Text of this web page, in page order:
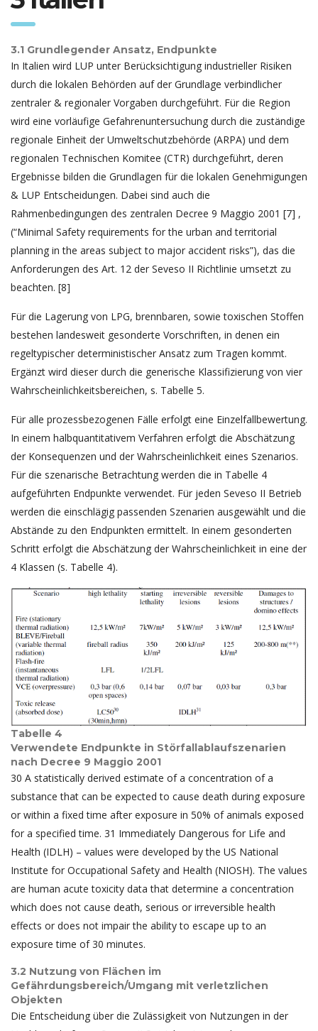
3.1 Grundlegender Ansatz, Endpunkte
In Italien wird LUP unter Berücksichtigung industrieller Risiken
durch die lokalen Behörden auf der Grundlage verbindlicher
zentraler & regionaler Vorgaben durchgeführt. Für die Region
wird eine vorläufige Gefahrenuntersuchung durch die zuständige
regionale Einheit der Umweltschutzbehörde (ARPA) und dem
regionalen Technischen Komitee (CTR) durchgeführt, deren
Ergebnisse bilden die Grundlagen für die lokalen Genehmigungen
& LUP Entscheidungen. Dabei sind auch die
Rahmenbedingungen des zentralen Decree 9 Maggio 2001 [7] ,
(“Minimal Safety requirements for the urban and territorial
planning in the areas subject to major accident risks”), das die
Anforderungen des Art. 12 der Seveso II Richtlinie umsetzt zu
beachten. [8]
Für die Lagerung von LPG, brennbaren, sowie toxischen Stoffen
bestehen landesweit gesonderte Vorschriften, in denen ein
regeltypischer deterministischer Ansatz zum Tragen kommt.
Ergänzt wird dieser durch die generische Klassifizierung von vier
Wahrscheinlichkeitsbereichen, s. Tabelle 5.
Für alle prozessbezogenen Fälle erfolgt eine Einzelfallbewertung.
In einem halbquantitativem Verfahren erfolgt die Abschätzung
der Konsequenzen und der Wahrscheinlichkeit eines Szenarios.
Für die szenarische Betrachtung werden die in Tabelle 4
aufgeführten Endpunkte verwendet. Für jeden Seveso II Betrieb
werden die einschlägig passenden Szenarien ausgewählt und die
Abstände zu den Endpunkten ermittelt. In einem gesonderten
Schritt erfolgt die Abschätzung der Wahrscheinlichkeit in eine der
4 Klassen (s. Tabelle 4).
Tabelle 4
Verwendete Endpunkte in Störfallablaufszenarien
nach Decree 9 Maggio 2001
30 A statistically derived estimate of a concentration of a
substance that can be expected to cause death during exposure
or within a fixed time after exposure in 50% of animals exposed
for a specified time. 31 Immediately Dangerous for Life and
Health (IDLH) – values were developed by the US National
Institute for Occupational Safety and Health (NIOSH). The values
are human acute toxicity data that determine a concentration
which does not cause death, serious or irreversible health
effects or does not impair the ability to escape up to an
exposure time of 30 minutes.
3.2 Nutzung von Flächen im
Gefährdungsbereich/Umgang mit verletzlichen
Objekten
Die Entscheidung über die Zulässigkeit von Nutzungen in der